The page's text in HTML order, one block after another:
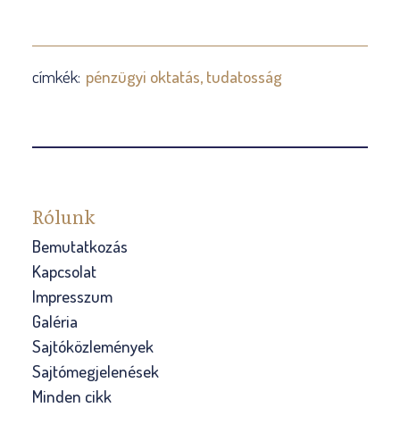
címkék: pénzügyi oktatás tudatosság
Rólunk
Bemutatkozás
Kapcsolat
Impresszum
Galéria
Sajtóközlemények
Sajtómegjelenések
Minden cikk